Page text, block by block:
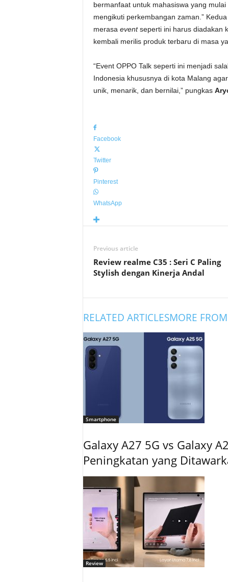
bermanfaat untuk mahasiswa yang
mengikuti perkembangan zaman.”
merasa eventseperti ini harus diadakan
kembali merilis produk terbaru di masa
“Event OPPO Talk seperti ini menjadi
Indonesia khususnya di kota Malang
unik, menarik, dan bernilai,” pungkas
Facebook
Twitter
Pinterest
WhatsApp
Previous article
Review realme C35 : Seri C Paling
Stylish dengan Kinerja Andal
RELATED ARTICLESMORE
Smartphone
Galaxy A27 5G vs Galaxy
Peningkatan yang
Review